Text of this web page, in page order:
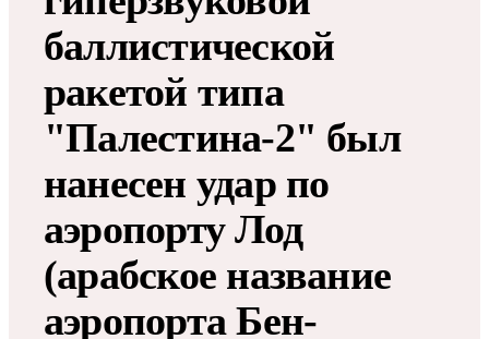
баллистической
ракетой типа
"Палестина-2" был
нанесен удар по
аэропорту Лод
(арабское название
аэропорта Бен-